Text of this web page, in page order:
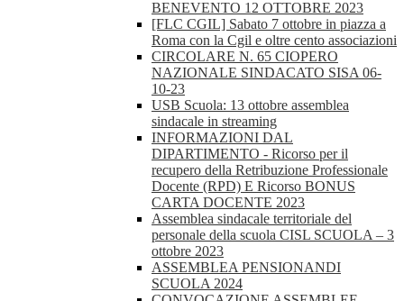
BENEVENTO 12 OTTOBRE 2023
[FLC CGIL] Sabato 7 ottobre in piazza a
Roma con la Cgil e oltre cento associazioni
CIRCOLARE N. 65 CIOPERO
NAZIONALE SINDACATO SISA 06-
10-23
USB Scuola: 13 ottobre assemblea
sindacale in streaming
INFORMAZIONI DAL
DIPARTIMENTO - Ricorso per il
recupero della Retribuzione Professionale
Docente (RPD) E Ricorso BONUS
CARTA DOCENTE 2023
Assemblea sindacale territoriale del
personale della scuola CISL SCUOLA – 3
ottobre 2023
ASSEMBLEA PENSIONANDI
SCUOLA 2024